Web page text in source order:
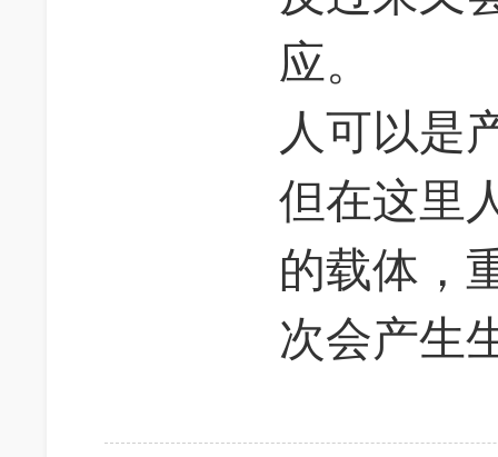
应。
人可以是
但在这里
的载体，
次会产生